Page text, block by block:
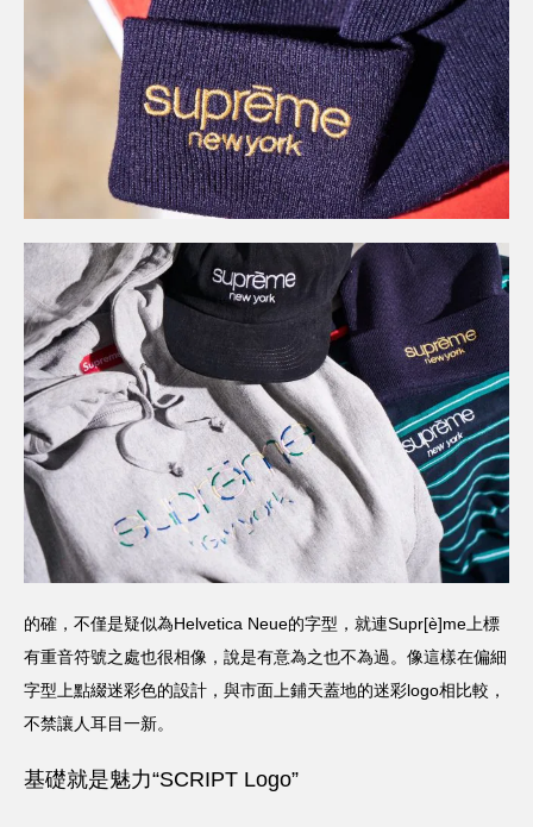
的確，不僅是疑似為Helvetica Neue的字型，就連Supr[è]me上標
有重音符號之處也很相像，說是有意為之也不為過。像這樣在偏細
字型上點綴迷彩色的設計，與市面上鋪天蓋地的迷彩logo相比較，
不禁讓人耳目一新。
基礎就是魅力“SCRIPT Logo”